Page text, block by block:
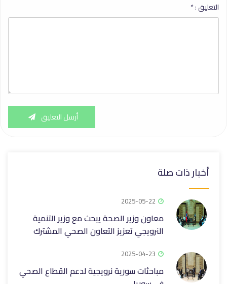
التعليق :*
أرسل التعليق
أخبار ذات صلة
2025-05-22
معاون وزير الصحة يبحث مع وزير التنمية
النرويجي تعزيز التعاون الصحي المشترك
2025-04-23
مباحثات سورية نرويجية لدعم القطاع الصحي